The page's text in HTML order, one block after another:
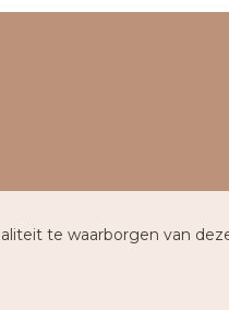
te waarborgen van